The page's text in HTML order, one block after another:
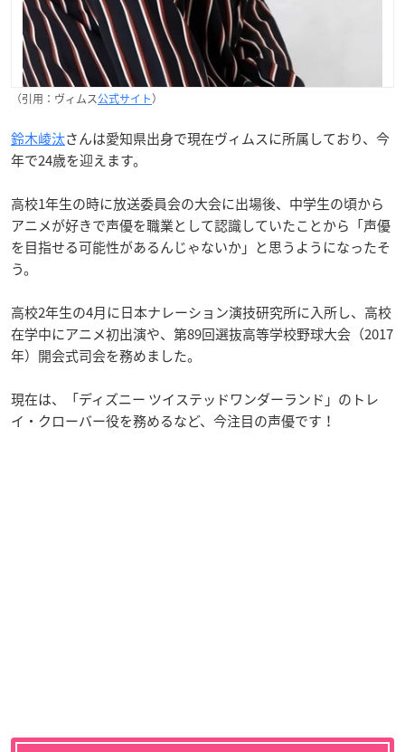
（引用：ヴィムス公式サイト）
鈴木崚汰さんは愛知県出身で現在ヴィムスに所属しており、今
年で24歳を迎えます。
高校1年生の時に放送委員会の大会に出場後、中学生の頃から
アニメが好きで声優を職業として認識していたことから「声優
を目指せる可能性があるんじゃないか」と思うようになったそ
う。
高校2年生の4月に日本ナレーション演技研究所に入所し、高校
在学中にアニメ初出演や、第89回選抜高等学校野球大会（2017
年）開会式司会を務めました。
現在は、「ディズニー ツイステッドワンダーランド」のトレ
イ・クローバー役を務めるなど、今注目の声優です！